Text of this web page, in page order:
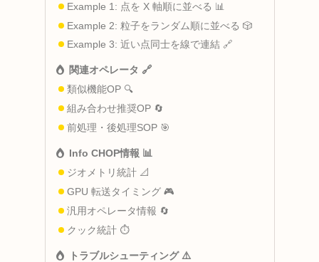
Example 1: 点を X 軸順に並べる 📊
Example 2: 粒子をランダム順に並べる 🎲
Example 3: 近い点同士を線で連結 🔗
関連オペレータ 🔗
類似機能OP 🔍
組み合わせ推奨OP 🔄
前処理・後処理SOP 🎯
Info CHOP情報 📊
ジオメトリ統計 📐
GPU 転送タイミング 🎮
汎用オペレータ情報 🔄
クック統計 ⏱️
トラブルシューティング ⚠️